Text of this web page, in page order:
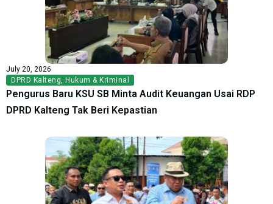
July 20, 2026
DPRD Kalteng, Hukum & Kriminal
Pengurus Baru KSU SB Minta Audit Keuangan Usai RDP
DPRD Kalteng Tak Beri Kepastian